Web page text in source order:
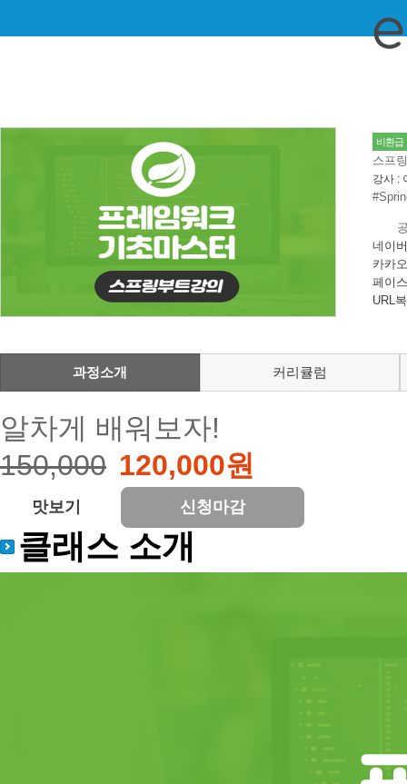
비환급
스프
강사 :
네이
카카
페이
URL
과정소개 커리큘럼
알차게 배워보자!
150,000 120,000원
맛보기 신청마감
클래스 소개